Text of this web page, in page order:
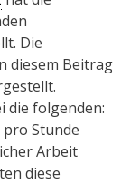
Die
diesem Beitrag
die folgenden:
Stunde
Arbeit
diese